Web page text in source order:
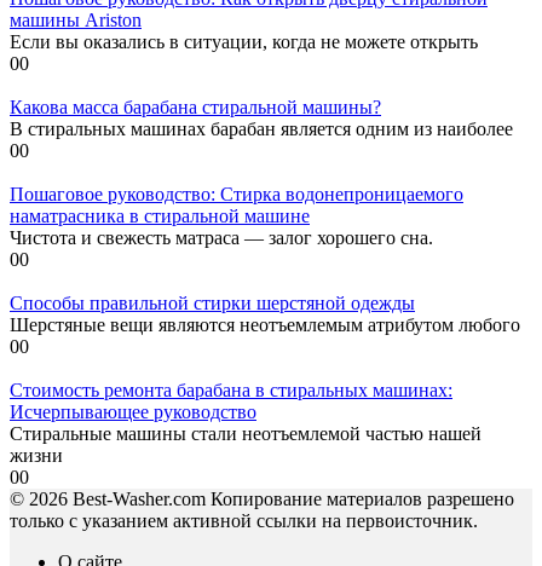
машины Ariston
Если вы оказались в ситуации, когда не можете открыть
00
Какова масса барабана стиральной машины?
В стиральных машинах барабан является одним из наиболее
00
Пошаговое руководство: Стирка водонепроницаемого
наматрасника в стиральной машине
Чистота и свежесть матраса — залог хорошего сна.
00
Способы правильной стирки шерстяной одежды
Шерстяные вещи являются неотъемлемым атрибутом любого
00
Стоимость ремонта барабана в стиральных машинах:
Исчерпывающее руководство
Стиральные машины стали неотъемлемой частью нашей
жизни
00
© 2026 Best-Washer.com Копирование материалов разрешено
только с указанием активной ссылки на первоисточник.
О сайте